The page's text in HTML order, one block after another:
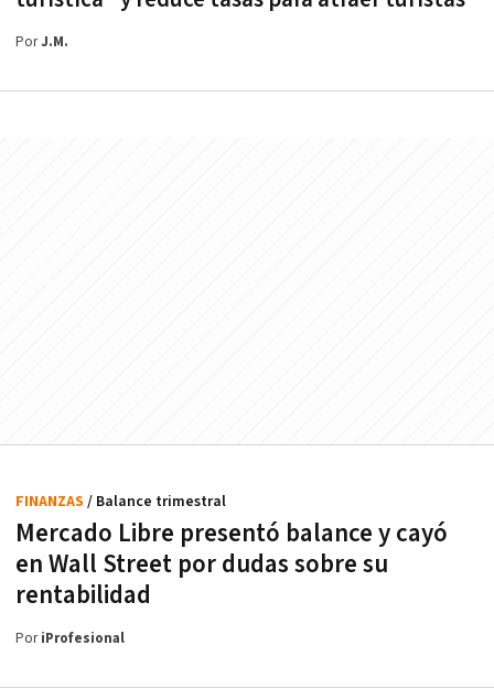
PorJ.M.
Mercado Libre presentó balance y cayó
en Wall Street por dudas sobre su
rentabilidad
FINANZAS / Balance trimestral
PoriProfesional